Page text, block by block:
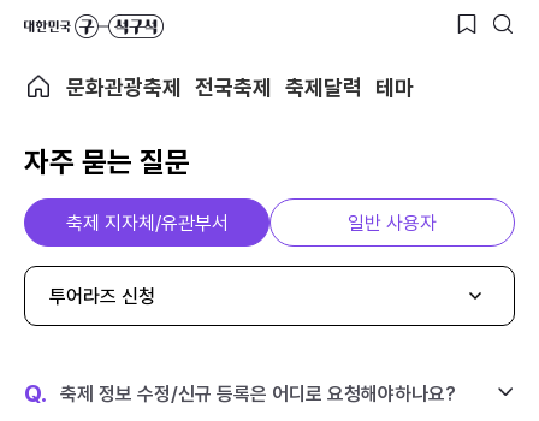
문화관광축제 전국축제 축제달력 테마
자주 묻는 질문
축제 지자체/유관부서 일반 사용자
투어라즈 신청
Q. 축제 정보 수정/신규 등록은 어디로 요청해야하나요?